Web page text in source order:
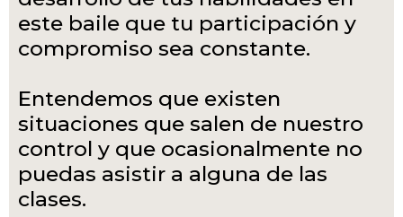
este baile que tu participación y
compromiso sea constante.
Entendemos que existen
situaciones que salen de nuestro
control y que ocasionalmente no
puedas asistir a alguna de las
clases.